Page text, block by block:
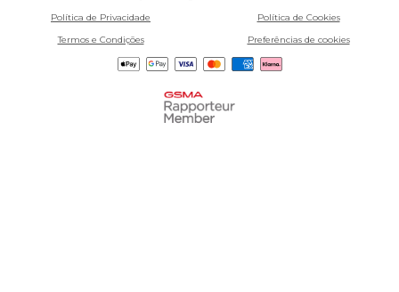
Política de Privacidade
Política de Cookies
Termos e Condições
Preferências de cookies